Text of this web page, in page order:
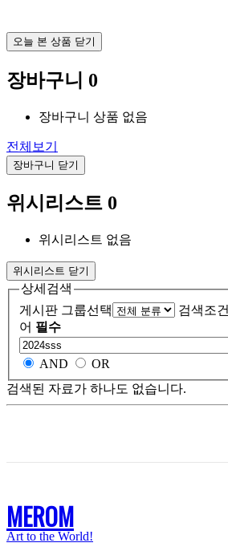
오늘 본 상품 닫기
장바구니 0
장바구니 상품 없음
전체보기
장바구니 닫기
위시리스트 0
위시리스트 없음
위시리스트 닫기
상세검색
게시판 그룹선택
검색조건
어 필수
AND
OR
검색된 자료가 하나도 없습니다.
MEROM
Art to the World!